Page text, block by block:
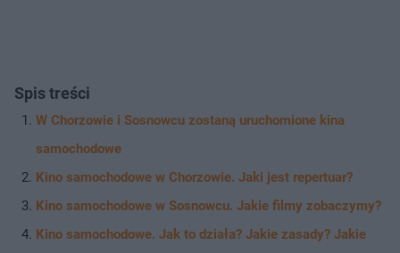
Spis treści
W Chorzowie i Sosnowcu zostaną uruchomione kina
samochodowe
Kino samochodowe w Chorzowie. Jaki jest repertuar?
Kino samochodowe w Sosnowcu. Jakie filmy zobaczymy?
Kino samochodowe. Jak to działa? Jakie zasady? Jakie